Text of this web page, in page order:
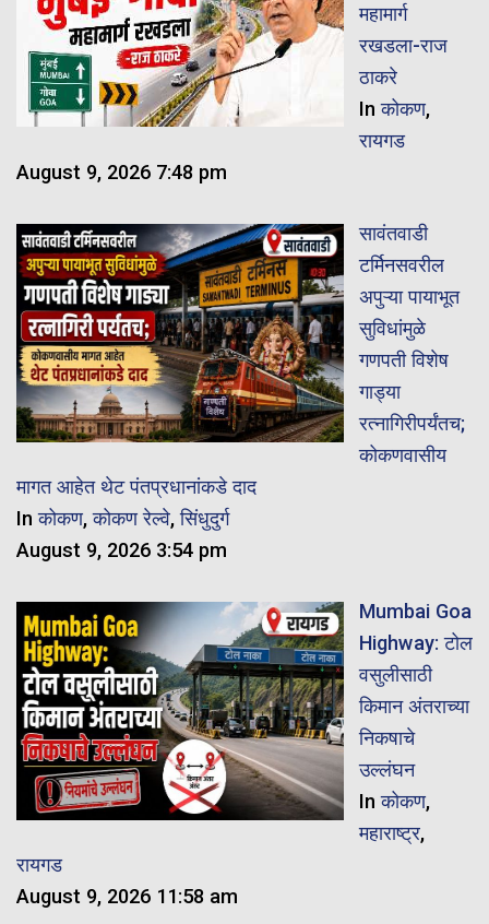
महामार्ग
रखडला-राज
ठाकरे
Inकोकण,
रायगड
August 9, 2026 7:48 pm
सावंतवाडी
टर्मिनसवरील
अपुऱ्या पायाभूत
सुविधांमुळे
गणपती विशेष
गाड्या
रत्नागिरीपर्यंतच;
कोकणवासीय
मागत आहेत थेट पंतप्रधानांकडे दाद
Inकोकण,कोकण रेल्वे,सिंधुदुर्ग
August 9, 2026 3:54 pm
Mumbai Goa
Highway: टोल
वसुलीसाठी
किमान अंतराच्या
निकषाचे
उल्लंघन
Inकोकण,
महाराष्ट्र,
रायगड
August 9, 2026 11:58 am